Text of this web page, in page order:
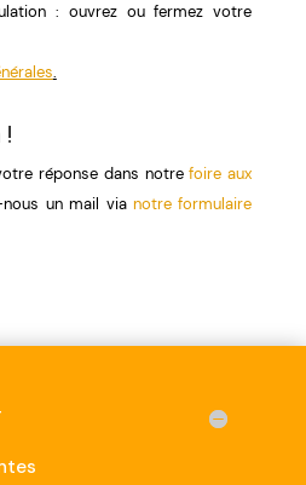
: ouvrez ou fermez votre
.
réponse dans notrefoire aux
un mail via notre formulaire